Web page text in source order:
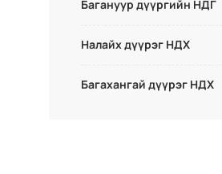
Багануур дүүргийн НДГ
Налайх дүүрэг НДХ
Багахангай дүүрэг НДХ